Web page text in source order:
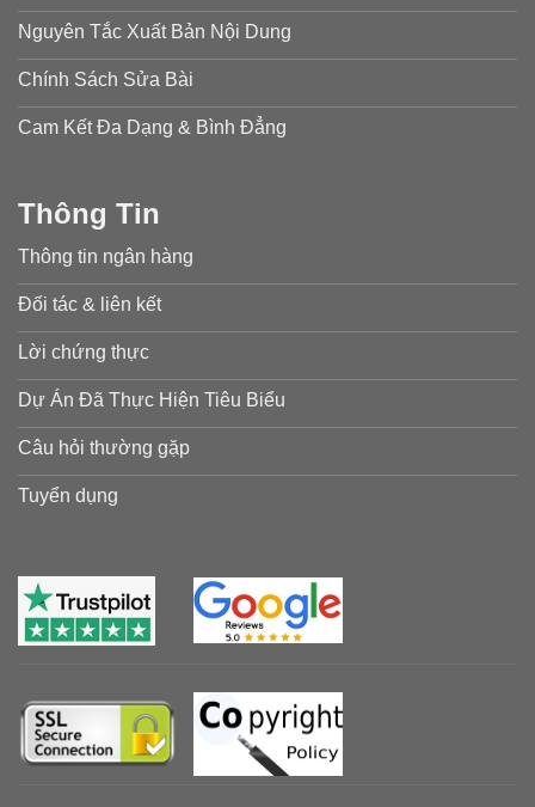
Nguyên Tắc Xuất Bản Nội Dung
Chính Sách Sửa Bài
Cam Kết Đa Dạng & Bình Đẳng
Thông Tin
Thông tin ngân hàng
Đối tác & liên kết
Lời chứng thực
Dự Án Đã Thực Hiện Tiêu Biểu
Câu hỏi thường gặp
Tuyển dụng